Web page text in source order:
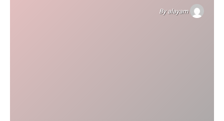
Byalayam